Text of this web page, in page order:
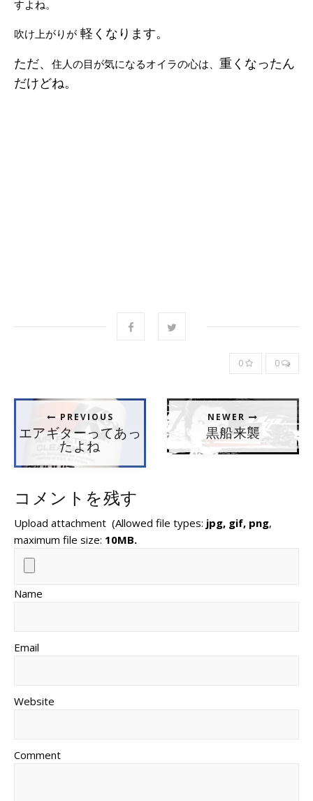
すよね。
吹け上がりが 軽くなります。
ただ、 住人の目が気になるオイラの心は、 重くなったん
だけどね。
0 0
PREVIOUS
エアギターってあっ
たよね
NEWER
黒船来襲
コメントを残す
Upload attachment (Allowed file types: jpg, gif, png,
maximum file size: 10MB.
Name
Email
Website
Comment